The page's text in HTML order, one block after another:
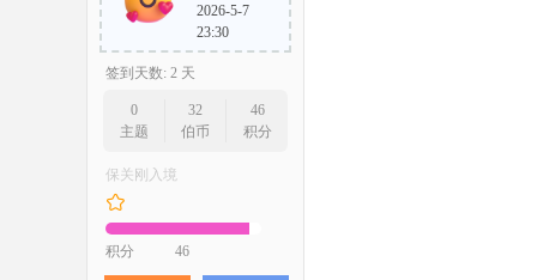
2026-5-7
23:30
签到天数: 2 天
0
主题
32
伯币
46
积分
保关刚入境
积分 46